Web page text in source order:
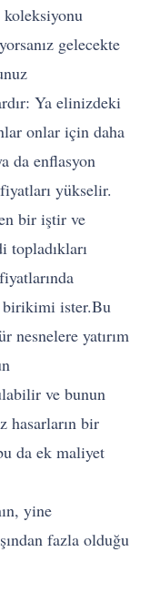
gelecekte
Ya elinizdeki
onlar için daha
da enflasyon
yükselir.
bir iştir ve
topladıkları
birikimi ister.Bu
nesnelere yatırım
ve bunun
hasarların bir
da ek maliyet
yine
fazla olduğu